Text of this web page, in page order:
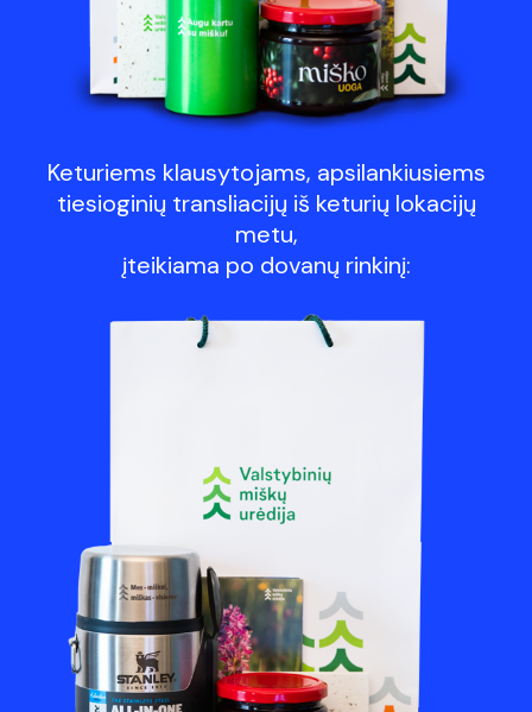
Keturiems klausytojams, apsilankiusiems
tiesioginių transliacijų iš keturių lokacijų
metu,
įteikiama po dovanų rinkinį: